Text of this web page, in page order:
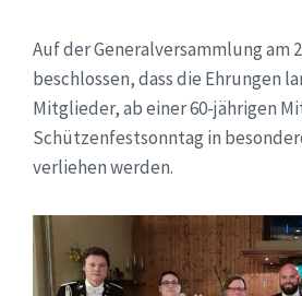
Auf der Generalversammlung am
beschlossen, dass die Ehrungen
Mitglieder, ab einer 60-jährigen
Schützenfestsonntag in
verliehen werden.